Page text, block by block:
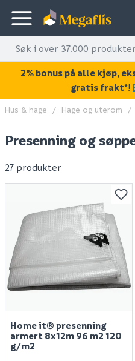
Hus & hage Hage og uterom
Presenning og
27 produkter
Home it® presenning
armert 8x12m 96 m2 120
g/m2
2% bonus på alle kjøp,
gratis frakt*!